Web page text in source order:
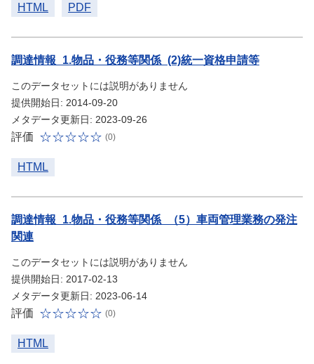
HTML PDF
調達情報_1.物品・役務等関係_(2)統一資格申請等
このデータセットには説明がありません
提供開始日: 2014-09-20
メタデータ更新日: 2023-09-26
評価 (0)
HTML
調達情報_1.物品・役務等関係_（5）車両管理業務の発注
関連
このデータセットには説明がありません
提供開始日: 2017-02-13
メタデータ更新日: 2023-06-14
評価 (0)
HTML